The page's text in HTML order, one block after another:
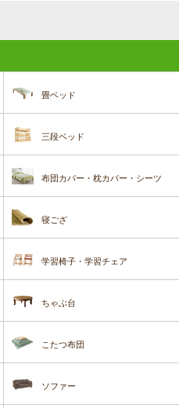
畳ベッド
三段ベッド
布団カバー・枕カバー・シーツ
寝ござ
学習椅子・学習チェア
ちゃぶ台
こたつ布団
ソファー